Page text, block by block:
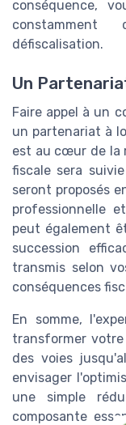
conséquence,
défiscalisation.
Un
Faire appel à un
un partenariat à
est au cœur de la
fiscale sera
seront proposés
professionnelle
peut également
succession
transmis selon
conséquences
En somme,
transformer
des voies
envisager
une simple
composante